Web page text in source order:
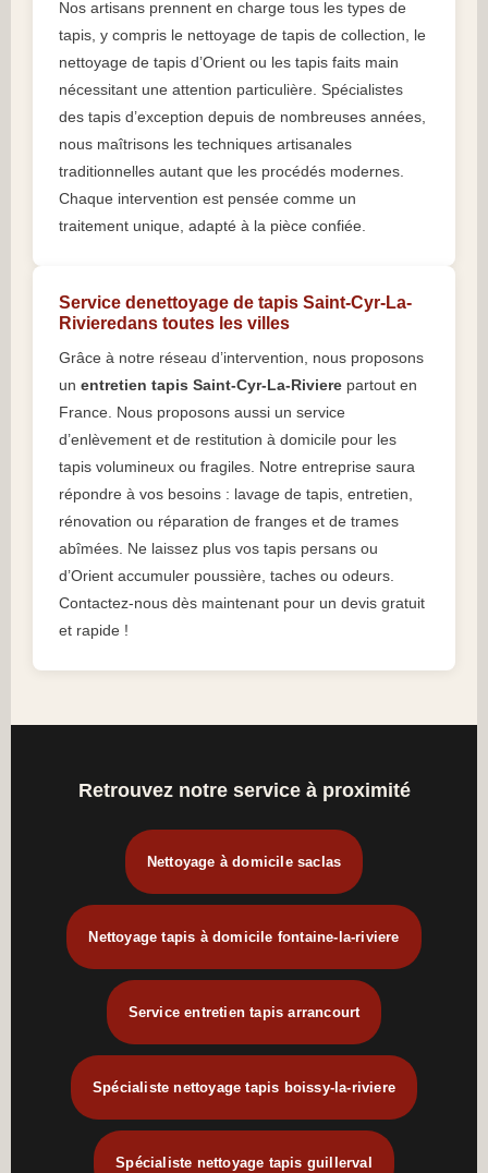
Nos artisans prennent en charge tous les types de
tapis, y compris le nettoyage de tapis de collection, le
nettoyage de tapis d’Orient ou les tapis faits main
nécessitant une attention particulière. Spécialistes
des tapis d’exception depuis de nombreuses années,
nous maîtrisons les techniques artisanales
traditionnelles autant que les procédés modernes.
Chaque intervention est pensée comme un
traitement unique, adapté à la pièce confiée.
Service denettoyage de tapis Saint-Cyr-La-
Rivieredans toutes les villes
Grâce à notre réseau d’intervention, nous proposons
un entretien tapis Saint-Cyr-La-Riviere partout en
France. Nous proposons aussi un service
d’enlèvement et de restitution à domicile pour les
tapis volumineux ou fragiles. Notre entreprise saura
répondre à vos besoins : lavage de tapis, entretien,
rénovation ou réparation de franges et de trames
abîmées. Ne laissez plus vos tapis persans ou
d’Orient accumuler poussière, taches ou odeurs.
Contactez-nous dès maintenant pour un devis gratuit
et rapide !
Retrouvez notre service à proximité
Nettoyage à domicile saclas
Nettoyage tapis à domicile fontaine-la-riviere
Service entretien tapis arrancourt
Spécialiste nettoyage tapis boissy-la-riviere
Spécialiste nettoyage tapis guillerval